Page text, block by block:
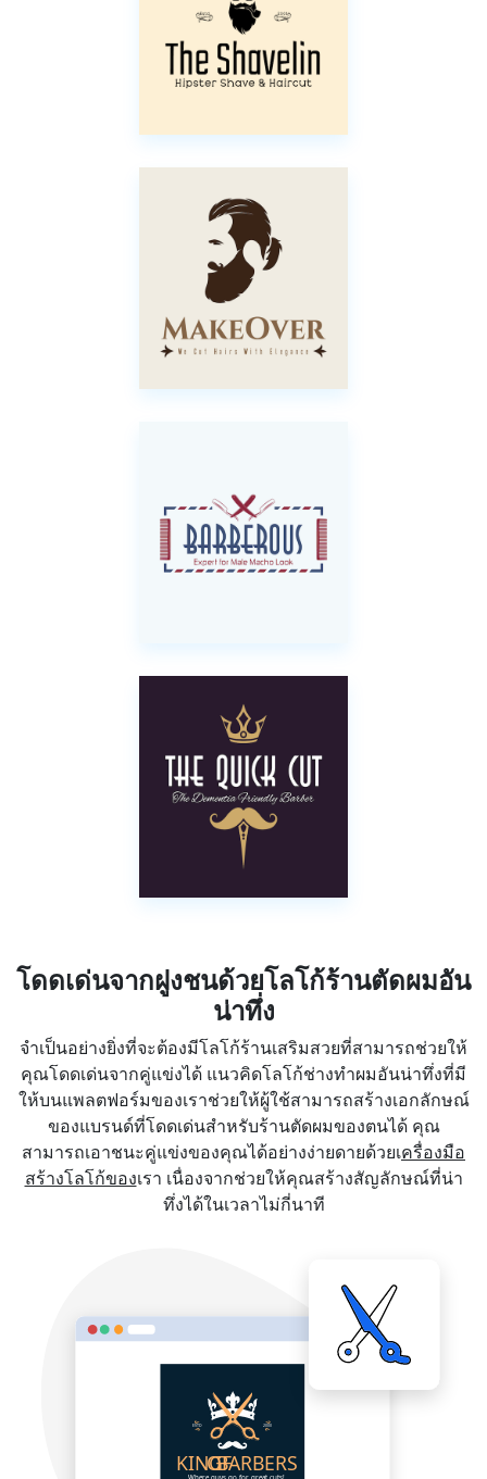
โดดเด่นจากฝูงชนด้วยโลโก้ร้านตัดผมอัน
น่าทึ่ง
จำเป็นอย่างยิ่งที่จะต้องมีโลโก้ร้านเสริมสวยที่สามารถช่วยให้
คุณโดดเด่นจากคู่แข่งได้ แนวคิดโลโก้ช่างทำผมอันน่าทึ่งที่มี
ให้บนแพลตฟอร์มของเราช่วยให้ผู้ใช้สามารถสร้างเอกลักษณ์
ของแบรนด์ที่โดดเด่นสำหรับร้านตัดผมของตนได้ คุณ
สามารถเอาชนะคู่แข่งของคุณได้อย่างง่ายดายด้วยเครื่องมือ
สร้างโลโก้ของเรา เนื่องจากช่วยให้คุณสร้างสัญลักษณ์ที่น่า
ทึ่งได้ในเวลาไม่กี่นาที